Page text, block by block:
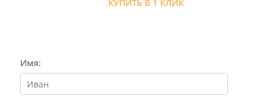
КУПИТЬ В 1 КЛИК
Имя: